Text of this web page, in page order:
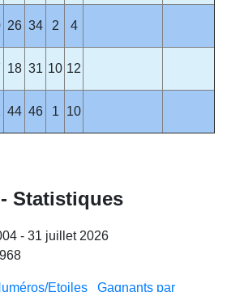
26 34 2 4
18 31 10 12
44 46 1 10
Statistiques
- 31 juillet 2026
Etoiles
Gagnants par